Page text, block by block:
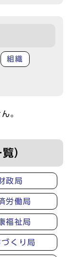
組織
。
）
政局
労働局
福祉局
くり局